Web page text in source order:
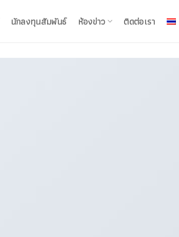
นักลงทุนสัมพันธ์ ห้องข่าว ติดต่อเรา